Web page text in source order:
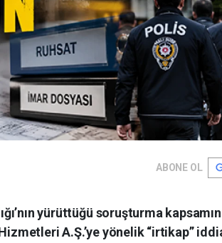
ABONE OL
yürüttüğü soruşturma
A.Ş.’ye yönelik “irtikap”